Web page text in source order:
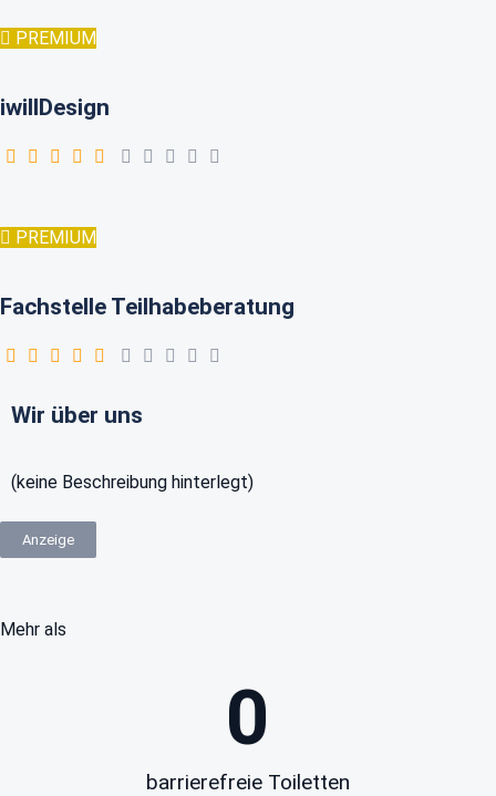
PREMIUM
iwillDesign
PREMIUM
Fachstelle Teilhabeberatung
Wir über uns
(keine Beschreibung hinterlegt)
Anzeige
Mehr als
barrierefreie Toiletten
0